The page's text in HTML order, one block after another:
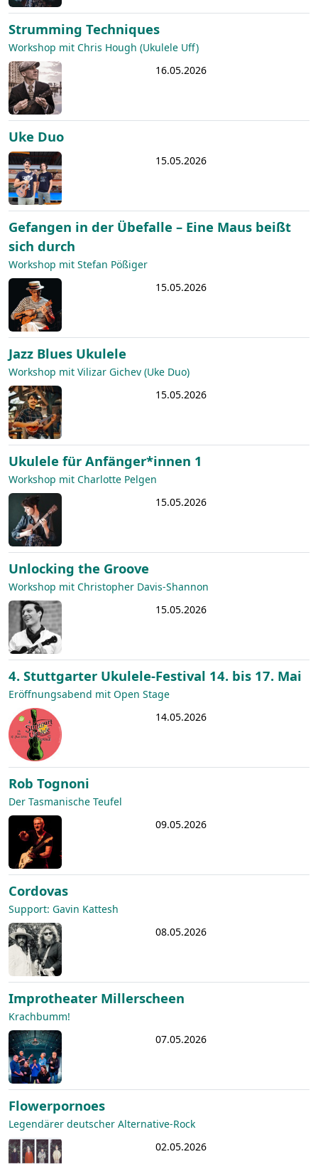
Strumming Techniques
Workshop mit Chris Hough (Ukulele Uff)
16.05.2026
Uke Duo
15.05.2026
Gefangen in der Übefalle – Eine Maus beißt
sich durch
Workshop mit Stefan Pößiger
15.05.2026
Jazz Blues Ukulele
Workshop mit Vilizar Gichev (Uke Duo)
15.05.2026
Ukulele für Anfänger*innen 1
Workshop mit Charlotte Pelgen
15.05.2026
Unlocking the Groove
Workshop mit Christopher Davis-Shannon
15.05.2026
4. Stuttgarter Ukulele-Festival 14. bis 17. Mai
Eröffnungsabend mit Open Stage
14.05.2026
Rob Tognoni
Der Tasmanische Teufel
09.05.2026
Cordovas
Support: Gavin Kattesh
08.05.2026
Improtheater Millerscheen
Krachbumm!
07.05.2026
Flowerpornoes
Legendärer deutscher Alternative-Rock
02.05.2026